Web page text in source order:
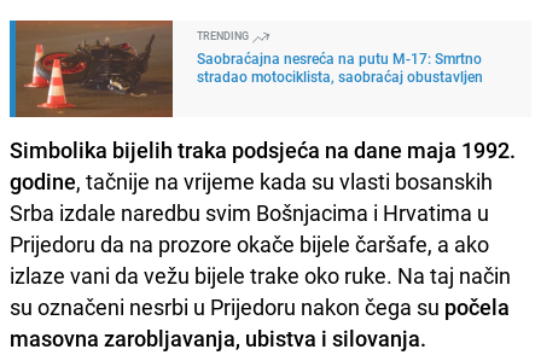
TRENDING
Saobraćajna nesreća na putu M-17: Smrtno
stradao motociklista, saobraćaj obustavljen
Simbolika bijelih traka podsjeća na dane maja 1992.
godine, tačnije na vrijeme kada su vlasti bosanskih
Srba izdale naredbu svim Bošnjacima i Hrvatima u
Prijedoru da na prozore okače bijele čaršafe, a ako
izlaze vani da vežu bijele trake oko ruke. Na taj način
su označeni nesrbi u Prijedoru nakon čega su počela
masovna zarobljavanja, ubistva i silovanja.